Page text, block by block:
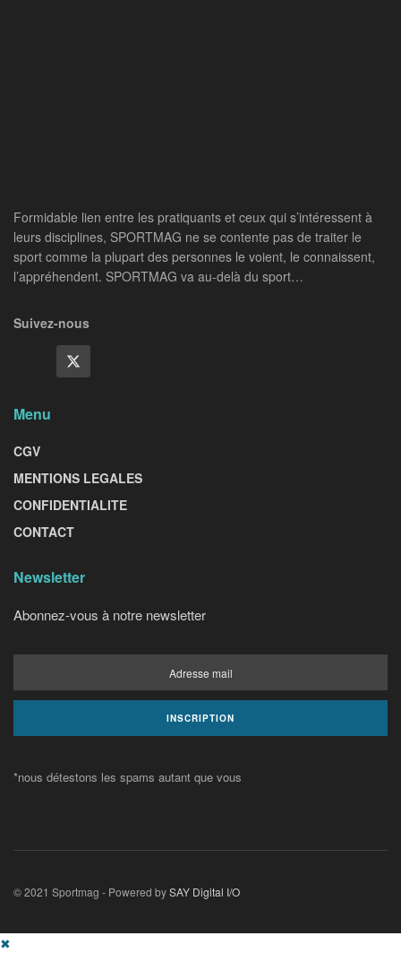
Formidable lien entre les pratiquants et ceux qui s’intéressent à
leurs disciplines, SPORTMAG ne se contente pas de traiter le
sport comme la plupart des personnes le voient, le connaissent,
l’appréhendent. SPORTMAG va au-delà du sport…
Suivez-nous
Menu
CGV
MENTIONS LEGALES
CONFIDENTIALITE
CONTACT
Newsletter
Abonnez-vous à notre newsletter
*nous détestons les spams autant que vous
© 2021 Sportmag - Powered bySAY Digital I/O
✖